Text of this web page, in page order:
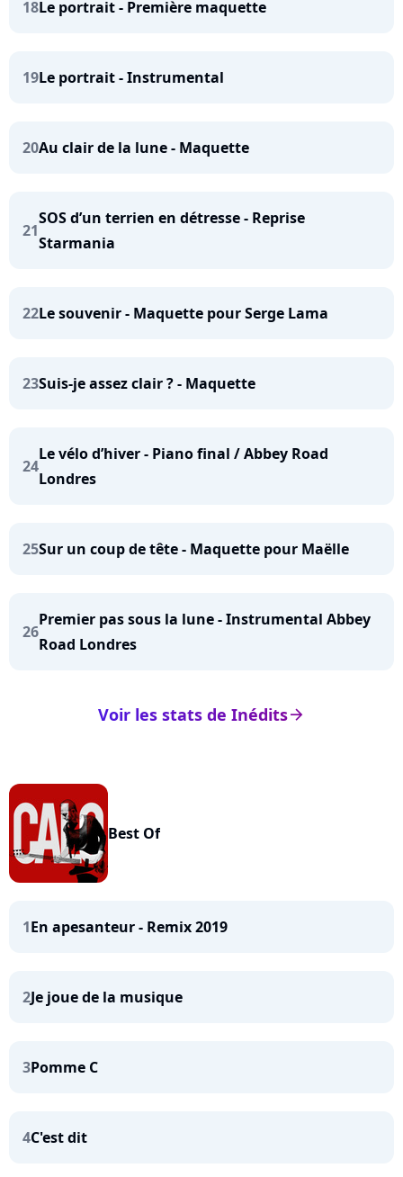
18Le portrait - Première maquette
19Le portrait - Instrumental
20Au clair de la lune - Maquette
21
SOS d’un terrien en détresse - Reprise
Starmania
22Le souvenir - Maquette pour Serge Lama
23Suis-je assez clair ? - Maquette
24
Le vélo d’hiver - Piano final / Abbey Road
Londres
25Sur un coup de tête - Maquette pour Maëlle
26
Premier pas sous la lune - Instrumental Abbey
Road Londres
arrow_right
Voir les stats de Inédits
Best Of
1En apesanteur - Remix 2019
2Je joue de la musique
3Pomme C
4C'est dit